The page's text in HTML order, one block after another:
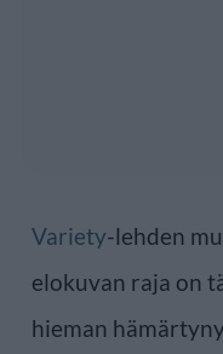
Variety-lehden
elokuvan raja on
hieman